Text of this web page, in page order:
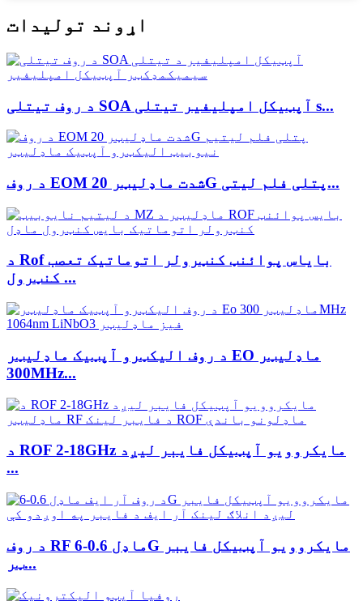
اړوند توليدات
د روف تیتلی SOA آپټیکل امپلیفیر تیتلی s...
د روف EOM شدت ماډلیټر 20G پتلی فلم لیتی...
د Rof بایاس پوائنټ کنټرولر اتوماتیک تعصب
کنټرول ...
د روف الیکټرو آپټیک ماډلیټر EO ماډلیټر
300MHz...
د ROF 2-18GHz مایکروویو آپټیکل فایبر لیږد
...
د روف RF ماډل 0.6-6G مایکروویو آپټیکل فایبر
ټر...